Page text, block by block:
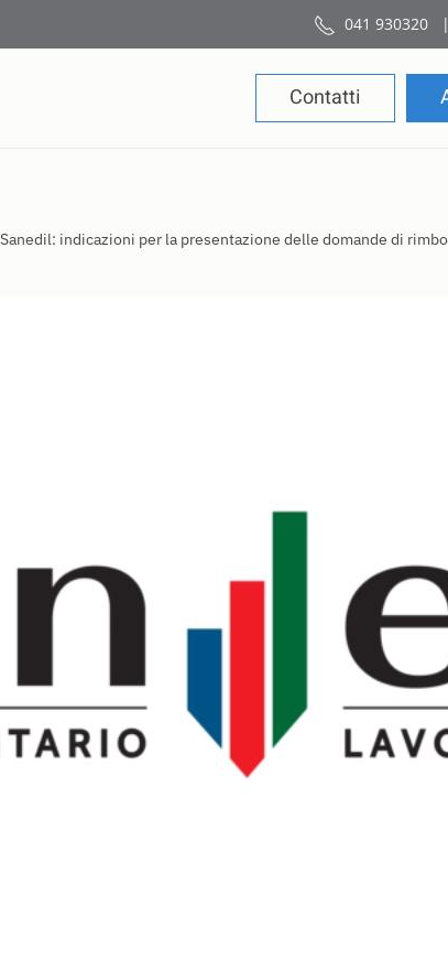
041 930320
Contatti
indicazioni per la presentazione delle domande di